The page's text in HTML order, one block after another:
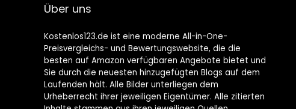
Über uns
Kostenlos123.de ist eine moderne All-in-One-
Preisvergleichs- und Bewertungswebsite, die die
besten auf Amazon verfügbaren Angebote bietet und
Sie durch die neuesten hinzugefügten Blogs auf dem
Laufenden hält. Alle Bilder unterliegen dem
Urheberrecht ihrer jeweiligen Eigentümer. Alle zitierten